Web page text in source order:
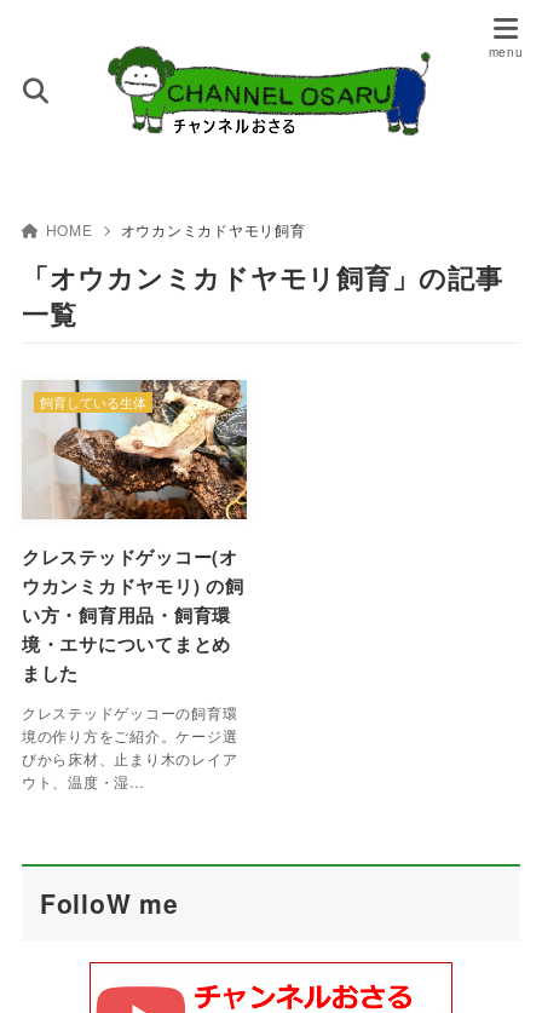
HOME オウカンミカドヤモリ飼育
「オウカンミカドヤモリ飼育」の記事
一覧
クレステッドゲッコー(オ
ウカンミカドヤモリ) の飼
い方・飼育用品・飼育環
境・エサについてまとめ
ました
クレステッドゲッコーの飼育環
境の作り方をご紹介。ケージ選
びから床材、止まり木のレイア
ウト、温度・湿…
飼育している生体
FolloW me